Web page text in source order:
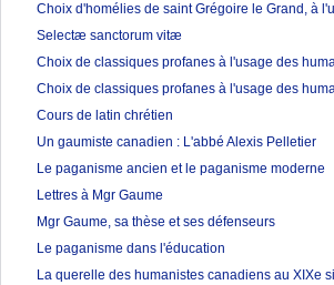
Choix d'homélies de saint Grégoire le Grand, à
Selectæ sanctorum vitæ
Choix de classiques profanes à l'usage des
Choix de classiques profanes à l'usage des
Cours de latin chrétien
Un gaumiste canadien : L'abbé Alexis Pelletier
Le paganisme ancien et le paganisme moderne
Lettres à Mgr Gaume
Mgr Gaume, sa thèse et ses défenseurs
Le paganisme dans l'éducation
La querelle des humanistes canadiens au XIXe